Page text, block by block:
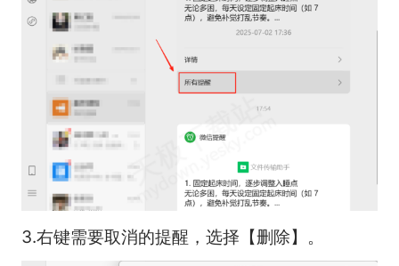
3.右键需要取消的提醒，选择【删除】。